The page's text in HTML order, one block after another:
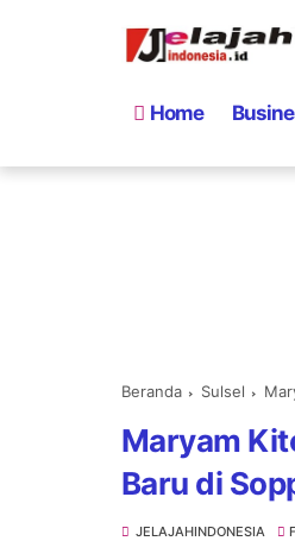
Home
Beranda Sulsel
Maryam
Baru di
JELAJAHINDONESIA